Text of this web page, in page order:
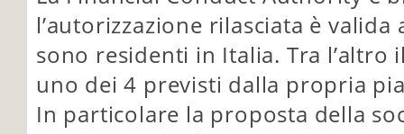
l’autorizzazione rilasciata è
sono residenti in Italia. Tra l’altro
uno dei 4 previsti dalla propria
In particolare la proposta della